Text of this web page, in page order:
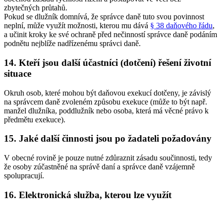
zbytečných průtahů.
Pokud se dlužník domnívá, že správce daně tuto svou povinnost
neplní, může využít možnosti, kterou mu dává § 38 daňového řádu,
a učinit kroky ke své ochraně před nečinností správce daně podáním
podnětu nejblíže nadřízenému správci daně.
14. Kteří jsou další účastníci (dotčení) řešení životní
situace
Okruh osob, které mohou být daňovou exekucí dotčeny, je závislý
na správcem daně zvoleném způsobu exekuce (může to být např.
manžel dlužníka, poddlužník nebo osoba, která má věcné právo k
předmětu exekuce).
15. Jaké další činnosti jsou po žadateli požadovány
V obecné rovině je pouze nutné zdůraznit zásadu součinnosti, tedy
že osoby zúčastněné na správě daní a správce daně vzájemně
spolupracují.
16. Elektronická služba, kterou lze využít